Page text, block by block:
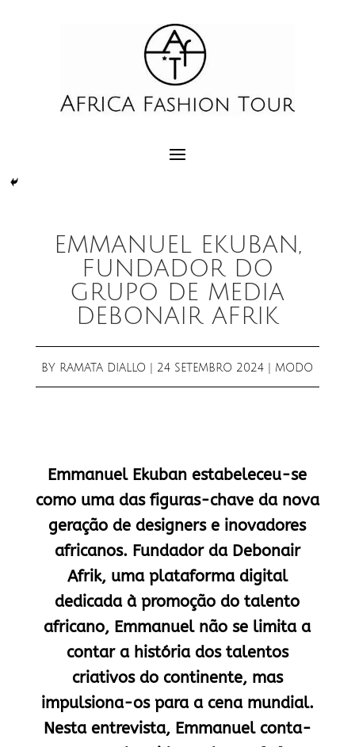
EMMANUEL EKUBAN,
FUNDADOR DO
GRUPO DE MEDIA
DEBONAIR AFRIK
BY RAMATA DIALLO 24 SETEMBRO 2024 MODO
Emmanuel Ekuban estabeleceu-se
como uma das figuras-chave da nova
geração de designers e inovadores
africanos. Fundador da Debonair
Afrik, uma plataforma digital
dedicada à promoção do talento
africano, Emmanuel não se limita a
contar a história dos talentos
criativos do continente, mas
impulsiona-os para a cena mundial.
Nesta entrevista, Emmanuel conta-